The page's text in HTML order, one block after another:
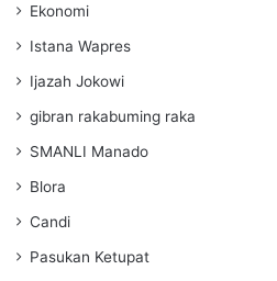
Ekonomi
Istana Wapres
Ijazah Jokowi
gibran rakabuming raka
SMANLI Manado
Blora
Candi
Pasukan Ketupat